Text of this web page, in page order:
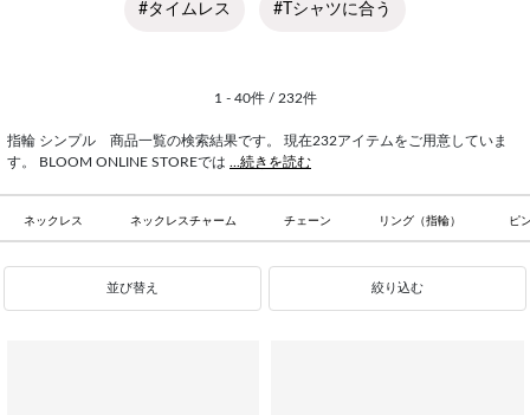
#タイムレス #Tシャツに合う
1 - 40件 / 232件
指輪 シンプル 商品一覧の検索結果です。 現在232アイテムをご用意していま
す。 BLOOM ONLINE STOREでは ...続きを読む
ネックレス ネックレスチャーム チェーン リング（指輪） ピ
並び替え 絞り込む